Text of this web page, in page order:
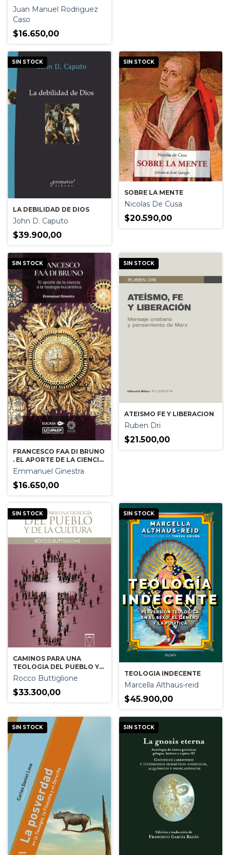
HISTORIA DE LA CIENCIA
Juan Manuel Rodriguez
Caso
$16.650,00
SIN STOCK
LA DEBILIDAD DE DIOS
John D. Caputo
$39.900,00
SIN STOCK
SOBRE LA MENTE
Nicolas De Cusa
$20.590,00
SIN STOCK
FRANCESCO FAA DI BRUNO
. EL APORTE DE LA CIENCIA
A LA TEOLOGIA
EUCARISTICA
Emmanuel Ginestra
$16.650,00
SIN STOCK
ATEISMO FE Y LIBERACION
Ruben Dri
$21.500,00
SIN STOCK
CAMINOS PARA UNA
TEOLOGIA DEL PUEBLO Y
DE LA CULTURA
Rocco Buttiglione
$33.300,00
SIN STOCK
TEOLOGIA INDECENTE
Marcella Althaus-reid
$45.900,00
SIN STOCK SIN STOCK